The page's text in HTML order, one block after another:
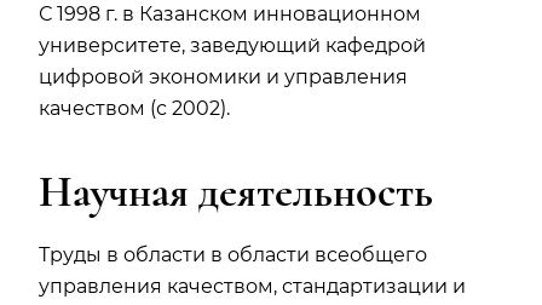
С 1998 г. в Казанском инновационном
университете, заведующий кафедрой
цифровой экономики и управления
качеством (с 2002).
Научная деятельность
Труды в области в области всеобщего
управления качеством, стандартизации и